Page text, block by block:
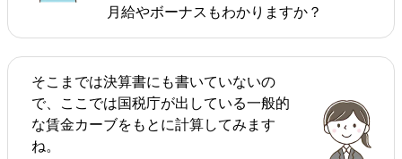
月給やボーナスもわかりますか？
そこまでは決算書にも書いていないの
で、ここでは国税庁が出している一般的
な賃金カーブをもとに計算してみます
ね。